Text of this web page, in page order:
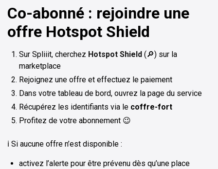
Co-abonné : rejoindre une
offre Hotspot Shield
Sur Spliiit, cherchez Hotspot Shield (🔎) sur la
marketplace
Rejoignez une offre et effectuez le paiement
Dans votre tableau de bord, ouvrez la page du service
Récupérez les identifiants via le coffre-fort
Profitez de votre abonnement 😉
ℹ️ Si aucune offre n’est disponible :
activez l’alerte pour être prévenu dès qu’une place